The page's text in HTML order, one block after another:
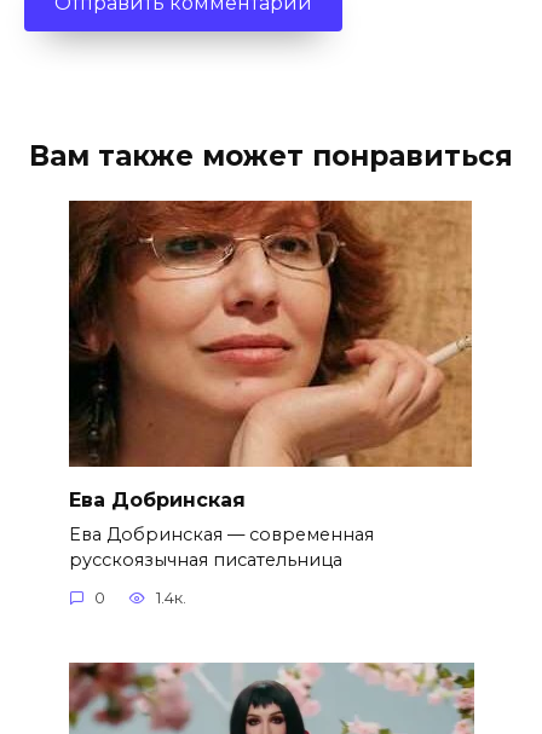
Вам также может понравиться
Ева Добринская
Ева Добринская — современная
русскоязычная писательница
0 1.4к.